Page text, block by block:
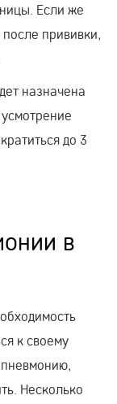
Если же
прививки,
назначена
до 3
в
к своему
Несколько